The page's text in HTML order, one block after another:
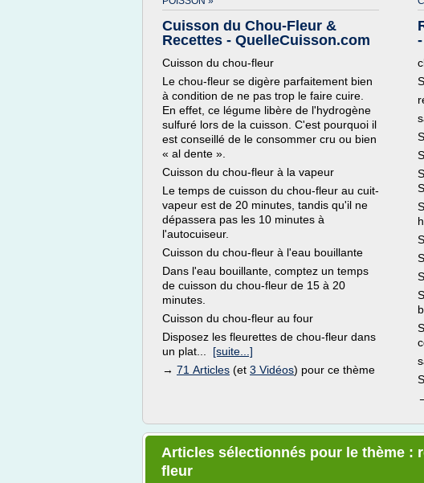
Cuisson du Chou-Fleur &
Recettes - QuelleCuisson.com
Cuisson du chou-fleur
Le chou-fleur se digère parfaitement bien
à condition de ne pas trop le faire cuire.
En effet, ce légume libère de l'hydrogène
sulfuré lors de la cuisson. C'est pourquoi il
est conseillé de le consommer cru ou bien
« al dente ».
Cuisson du chou-fleur à la vapeur
Le temps de cuisson du chou-fleur au cuit-
vapeur est de 20 minutes, tandis qu'il ne
dépassera pas les 10 minutes à
l'autocuiseur.
Cuisson du chou-fleur à l'eau bouillante
Dans l'eau bouillante, comptez un temps
de cuisson du chou-fleur de 15 à 20
minutes.
Cuisson du chou-fleur au four
Disposez les fleurettes de chou-fleur dans
un plat... [suite...]
→ 71 Articles (et 3 Vidéos) pour ce thème
Articles sélectionnés pour le thème :
fleur